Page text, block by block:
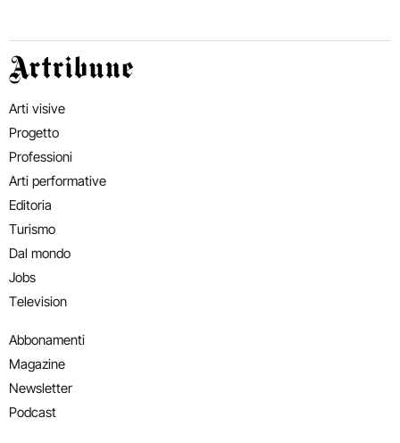
Artribune
Arti visive
Progetto
Professioni
Arti performative
Editoria
Turismo
Dal mondo
Jobs
Television
Abbonamenti
Magazine
Newsletter
Podcast